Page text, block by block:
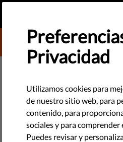
DONATE TO
TECNOLOGÍA Y DERECHOS
#WeDecide:
democracia?
El mundo es complejo. No
Privacidad
Utilizamos cookies para
de nuestro sitio web, para
contenido, para
sociales y para
Puedes revisar y